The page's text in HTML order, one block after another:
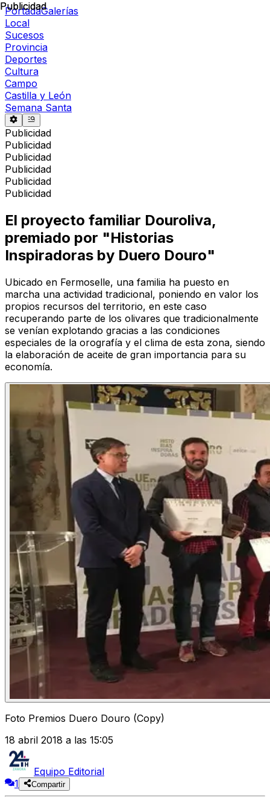
PortadaGalerías
Local
Sucesos
Provincia
Deportes
Cultura
Campo
Castilla y León
Semana Santa
Publicidad
Publicidad
Publicidad
Publicidad
Publicidad
Publicidad
Publicidad
El proyecto familiar Douroliva,
premiado por "Historias
Inspiradoras by Duero Douro"
Ubicado en Fermoselle, una familia ha puesto en
marcha una actividad tradicional, poniendo en valor los
propios recursos del territorio, en este caso
recuperando parte de los olivares que tradicionalmente
se venían explotando gracias a las condiciones
especiales de la orografía y el clima de esta zona, siendo
la elaboración de aceite de gran importancia para su
economía.
Foto Premios Duero Douro (Copy)
18 abril 2018 a las 15:05
Equipo Editorial
1
Compartir
Publicidad